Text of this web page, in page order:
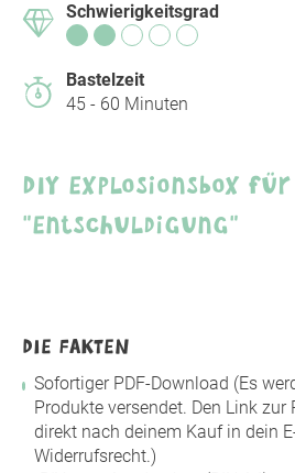
Dieser Service kann
Aktivitäten sammeln. Bitte
des Service zu, um dieses
Akzeptieren
powered by
Schwierigkeitsgrad
Bastelzeit
45 - 60 Minuten
DIY Explosionsbox für
"Entschuldigung"
DIE FAKTEN
Sofortiger PDF-Download (Es
Produkte versendet. Den Link zur
direkt nach deinem Kauf in dein
Widerrufsrecht.)